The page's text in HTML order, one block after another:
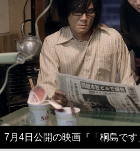
7月4日公開の映画『「桐島です